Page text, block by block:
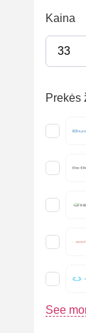
Kaina
Prekės
See